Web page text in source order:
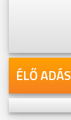
ÉLŐ ADÁS